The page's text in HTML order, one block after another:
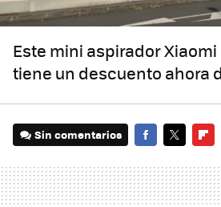
Este mini aspirador
tiene un descuento ahora
Sin comentarios